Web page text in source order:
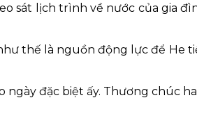
sát lịch trình về nước của gia
thế là nguồn động lực để He
ngày đặc biệt ấy. Thương chúc